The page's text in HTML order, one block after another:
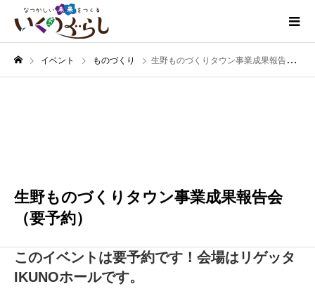
イベント ものづくり 生野ものづくりタウン事業成果報告会（要予約）
生野ものづくりタウン事業成果報告会
（要予約）
このイベントは要予約です！会場はリゲッタ
IKUNOホールです。